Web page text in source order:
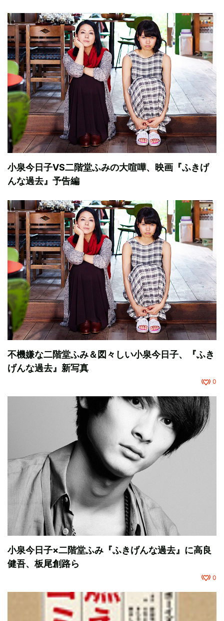
小泉今日子VS二階堂ふみの大喧嘩、映画『ふきげ
んな過去』予告編
不機嫌な二階堂ふみ＆図々しい小泉今日子、『ふき
げんな過去』新写真
0
小泉今日子×二階堂ふみ『ふきげんな過去』に高良
健吾、板尾創路ら
0